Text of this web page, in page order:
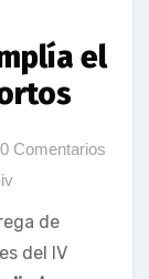
el
0 Comentarios
de
del IV